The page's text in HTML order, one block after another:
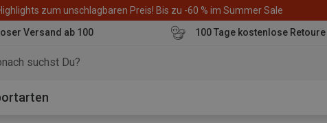
zum unschlagbaren Preis! Bis zu -60 % im Summer Sale
Versand ab 100
100 Tage kostenlose Retoure